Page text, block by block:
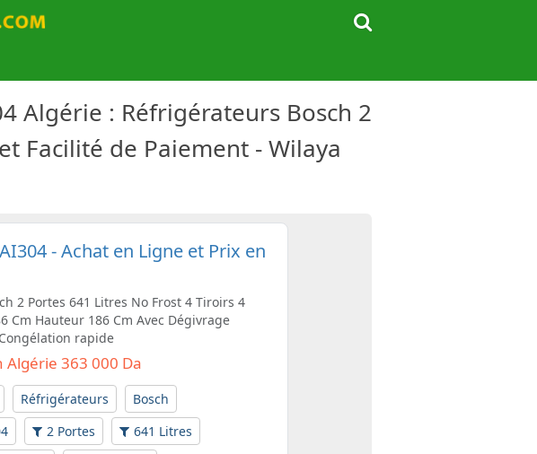
Algérie : Réfrigérateurs Bosch 2
Facilité de Paiement - Wilaya
- Achat en Ligne et Prix en
2 Portes 641 Litres No Frost 4 Tiroirs 4
Cm Hauteur 186 Cm Avec Dégivrage
rapide
Algérie 363 000 Da
Réfrigérateurs
Bosch
2 Portes
641 Litres